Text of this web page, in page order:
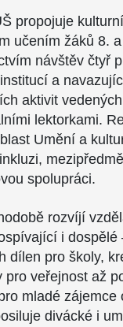
propojuje
učením žáků 8.
návštěv čtyř
a
aktivit vedených
lektorkami.
Umění a
spolupráci.
rozvíjí
i dospělé
dílen pro školy,
pro veřejnost až
mladé zájemce
divácké i